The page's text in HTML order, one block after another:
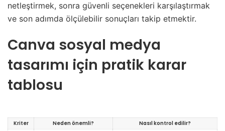
netleştirmek, sonra güvenli seçenekleri karşılaştırmak
ve son adımda ölçülebilir sonuçları takip etmektir.
Canva sosyal medya
tasarımı için pratik karar
tablosu
Kriter Neden önemli? Nasıl kontrol edilir?